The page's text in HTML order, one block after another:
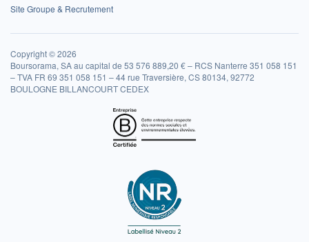
Site Groupe & Recrutement
Copyright © 2026
Boursorama, SA au capital de 53 576 889,20 € – RCS Nanterre 351 058 151
– TVA FR 69 351 058 151 – 44 rue Traversière, CS 80134, 92772
BOULOGNE BILLANCOURT CEDEX